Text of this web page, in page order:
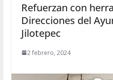
Refuerzan con
Direcciones del
Jilotepec
2 febrero, 2024